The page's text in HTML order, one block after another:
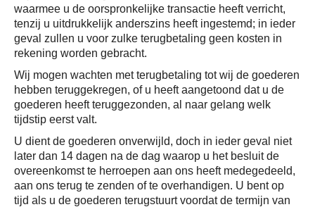
waarmee u de oorspronkelijke transactie heeft verricht,
tenzij u uitdrukkelijk anderszins heeft ingestemd; in ieder
geval zullen u voor zulke terugbetaling geen kosten in
rekening worden gebracht.
Wij mogen wachten met terugbetaling tot wij de goederen
hebben teruggekregen, of u heeft aangetoond dat u de
goederen heeft teruggezonden, al naar gelang welk
tijdstip eerst valt.
U dient de goederen onverwijld, doch in ieder geval niet
later dan 14 dagen na de dag waarop u het besluit de
overeenkomst te herroepen aan ons heeft medegedeeld,
aan ons terug te zenden of te overhandigen. U bent op
tijd als u de goederen terugstuurt voordat de termijn van